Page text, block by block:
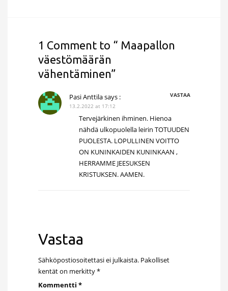
1 Comment to “ Maapallon
väestömäärän
vähentäminen”
Pasi Anttilasays :
VASTAA
13.2.2022 at 17:12
Tervejärkinen ihminen. Hienoa
nähdä ulkopuolella leirin TOTUUDEN
PUOLESTA. LOPULLINEN VOITTO
ON KUNINKAIDEN KUNINKAAN ,
HERRAMME JEESUKSEN
KRISTUKSEN. AAMEN.
Vastaa
Sähköpostiosoitettasi ei julkaista. Pakolliset
kentät on merkitty*
Kommentti *